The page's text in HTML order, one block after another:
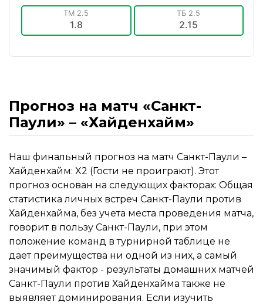
ТМ 2.5
1.8
ТБ 2.5
2.15
Прогноз на матч «Санкт-
Паули» – «Хайденхайм»
Наш финальный прогноз на матч Санкт-Паули –
Хайденхайм: X2 (Гости не проиграют). Этот
прогноз основан на следующих факторах: Общая
статистика личных встреч Санкт-Паули против
Хайденхайма, без учета места проведения матча,
говорит в пользу Санкт-Паули, при этом
положение команд в турнирной таблице не
дает преимущества ни одной из них, а самый
значимый фактор - результаты домашних матчей
Санкт-Паули против Хайденхайма также не
выявляет доминирования. Если изучить